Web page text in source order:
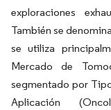
exploraciones
También se
se utiliza
Mercado de
segmentado por
Aplicación